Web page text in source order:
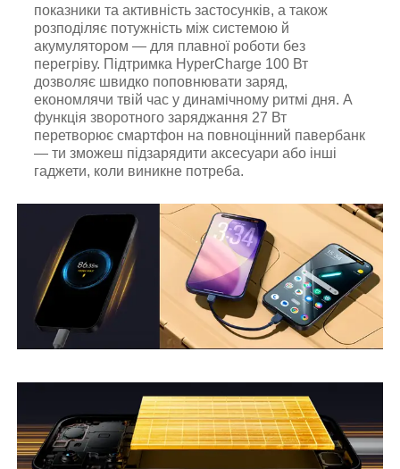
показники та активність застосунків, а також
розподіляє потужність між системою й
акумулятором — для плавної роботи без
перегріву. Підтримка HyperCharge 100 Вт
дозволяє швидко поповнювати заряд,
економлячи твій час у динамічному ритмі дня. А
функція зворотного заряджання 27 Вт
перетворює смартфон на повноцінний павербанк
— ти зможеш підзарядити аксесуари або інші
гаджети, коли виникне потреба.